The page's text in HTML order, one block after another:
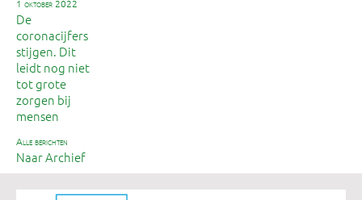
1 oktober 2022
De
coronacijfers
stijgen. Dit
leidt nog niet
tot grote
zorgen bij
mensen
alle berichten
Naar Archief